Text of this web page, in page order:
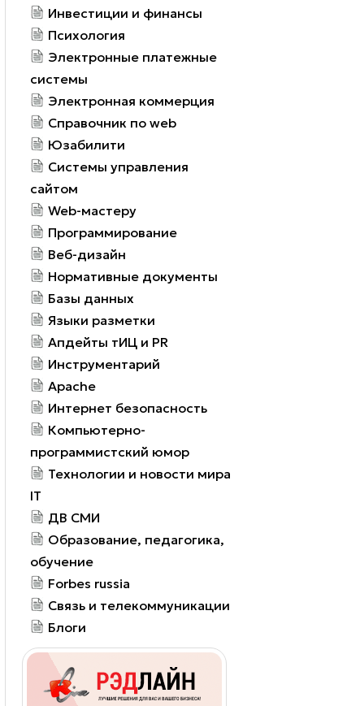
Инвестиции и финансы
Психология
Электронные платежные
системы
Электронная коммерция
Справочник по web
Юзабилити
Системы управления
сайтом
Web-мастеру
Программирование
Веб-дизайн
Нормативные документы
Базы данных
Языки разметки
Апдейты тИЦ и PR
Инструментарий
Apache
Интернет безопасность
Компьютерно-
программистский юмор
Технологии и новости мира
IT
ДВ СМИ
Образование, педагогика,
обучение
Forbes russia
Связь и телекоммуникации
Блоги